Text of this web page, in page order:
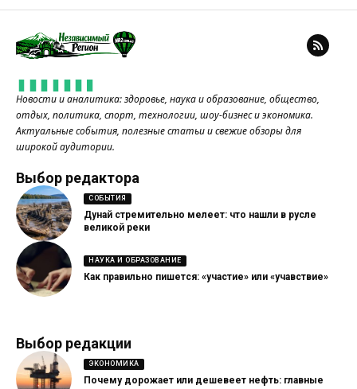
Новости и аналитика: здоровье, наука и образование, общество,
отдых, политика, спорт, технологии, шоу-бизнес и экономика.
Актуальные события, полезные статьи и свежие обзоры для
широкой аудитории.
Выбор редактора
СОБЫТИЯ
Дунай стремительно мелеет: что нашли в русле
великой реки
НАУКА И ОБРАЗОВАНИЕ
Как правильно пишется: «участие» или «учавствие»
Выбор редакции
ЭКОНОМИКА
Почему дорожает или дешевеет нефть: главные